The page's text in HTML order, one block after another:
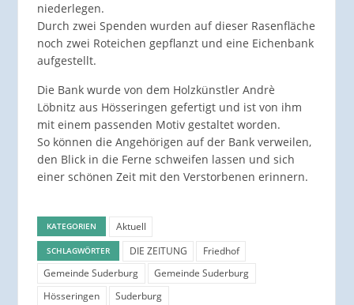
niederlegen.
Durch zwei Spenden wurden auf dieser Rasenfläche
noch zwei Roteichen gepflanzt und eine Eichenbank
aufgestellt.
Die Bank wurde von dem Holzkünstler Andrè
Löbnitz aus Hösseringen gefertigt und ist von ihm
mit einem passenden Motiv gestaltet worden.
So können die Angehörigen auf der Bank verweilen,
den Blick in die Ferne schweifen lassen und sich
einer schönen Zeit mit den Verstorbenen erinnern.
KATEGORIEN Aktuell
SCHLAGWÖRTER DIE ZEITUNG
Friedhof
Gemeinde Suderburg
Gemeinde Suderburg
Hösseringen
Suderburg